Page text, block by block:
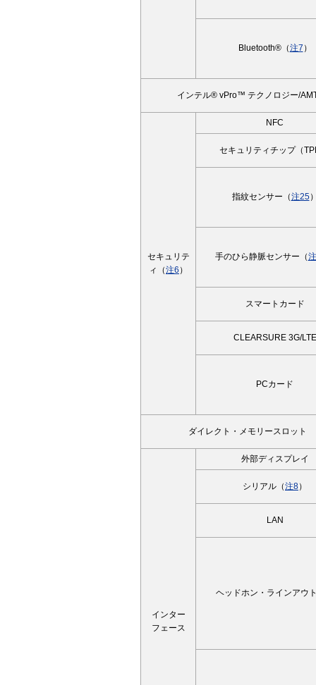
Bluetooth®（注7 ）
インテル® vPro™ テクノロジー/
セキュリテ
ィ（注6 ）
NFC
セキュリティチップ（
指紋センサー（注25
手のひら静脈センサー（
スマートカード
CLEARSURE 3G/LTE
PCカード
ダイレクト・メモリースロット
インター
フェース
外部ディスプレイ
シリアル（注8）
LAN
ヘッドホン・ラインアウ